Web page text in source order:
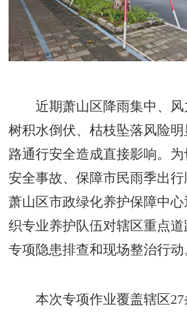
近期萧山区降雨集中、风
树积水倒伏、枯枝坠落风险
路通行安全造成直接影响。
安全事故、保障市民雨季出
萧山区市政绿化养护保障中心
织专业养护队伍对辖区重点
专项隐患排查和现场整治行动
本次专项作业覆盖辖区27